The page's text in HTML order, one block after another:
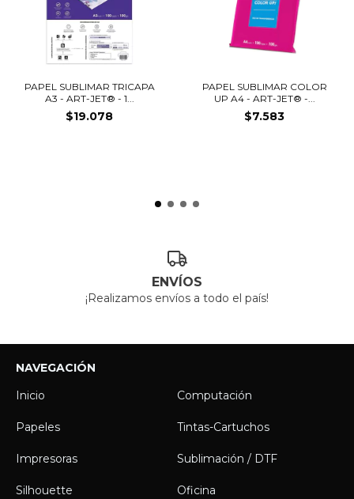
PAPEL SUBLIMAR TRICAPA
A3 - ART-JET® - 1...
$19.078
PAPEL SUBLIMAR COLOR
UP A4 - ART-JET® -...
$7.583
ENVÍOS
¡Realizamos envíos a todo el país!
NAVEGACIÓN
Inicio
Computación
Papeles Tintas-Cartuchos
Impresoras Sublimación / DTF
Silhouette Oficina